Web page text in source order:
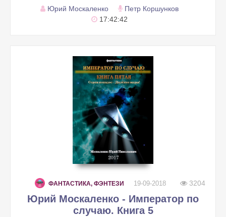
Юрий Москаленко
Петр Коршунков
17:42:42
ФАНТАСТИКА, ФЭНТЕЗИ 19-09-2018 3204
Юрий Москаленко - Император по
случаю. Книга 5